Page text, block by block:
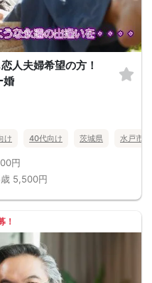
人夫婦希望の方！
婚
け 40代向け 茨城県 水戸市
円
5,500円
！